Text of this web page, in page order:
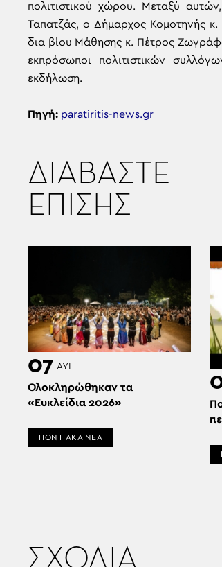
πολιτιστικού χώρου. Μεταξύ
Ταπατζάς, ο Δήμαρχος Κομοτηνής κ.
δια βίου Μάθησης κ. Πέτρος
εκπρόσωποι πολιτιστικών
εκδήλωση.
Πηγή: paratiritis-news.gr
ΔΙΑΒΑΣΤΕ
ΕΠΙΣΗΣ
07 ΑΥΓ
Ολοκληρώθηκαν τα
«Ευκλείδια 2026»
ΠΟΝΤΙΑΚΑ ΝΕΑ
ΣΧΟΛΙΑ